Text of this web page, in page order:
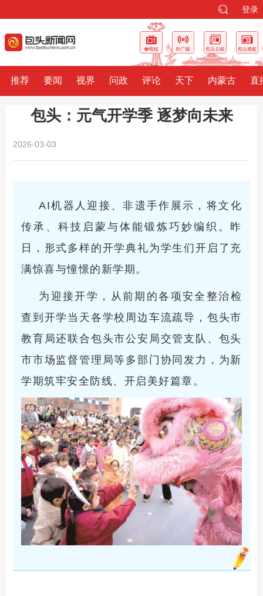
登录
推荐 要闻 视界 问政 评论 天下 内蒙古 直
包头：元气开学季 逐梦向未来
2026-03-03
AI机器人迎接、非遗手作展示，将文化
传承、科技启蒙与体能锻炼巧妙编织。昨
日，形式多样的开学典礼为学生们开启了充
满惊喜与憧憬的新学期。
为迎接开学，从前期的各项安全整治检
查到开学当天各学校周边车流疏导，包头市
教育局还联合包头市公安局交管支队、包头
市市场监督管理局等多部门协同发力，为新
学期筑牢安全防线、开启美好篇章。